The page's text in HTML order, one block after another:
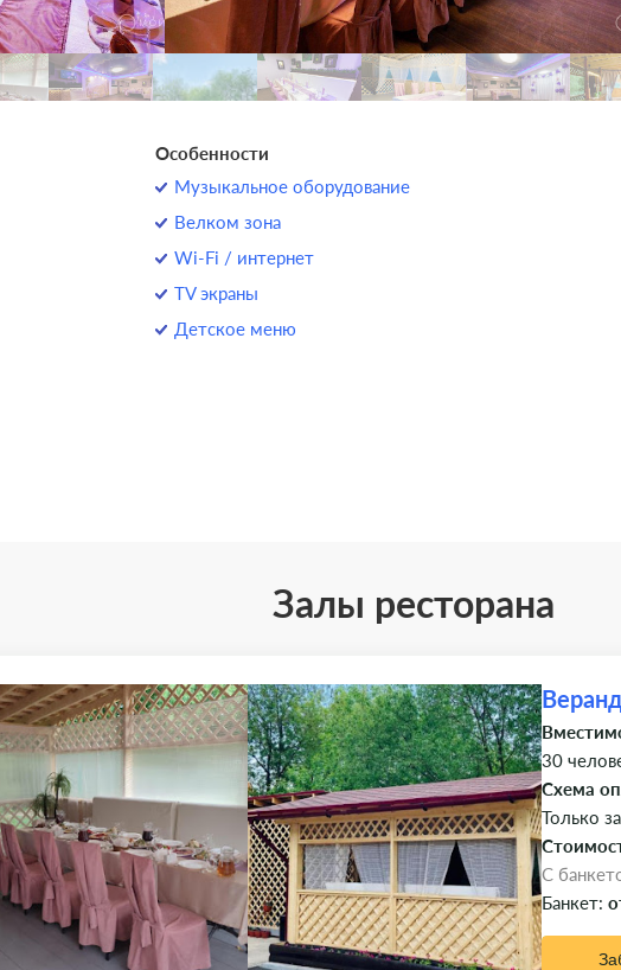
Особенности
Музыкальное оборудование
Велком зона
Wi-Fi / интернет
TV экраны
Детское меню
Залы ресторана
30
Схема
Только
C
Банкет: